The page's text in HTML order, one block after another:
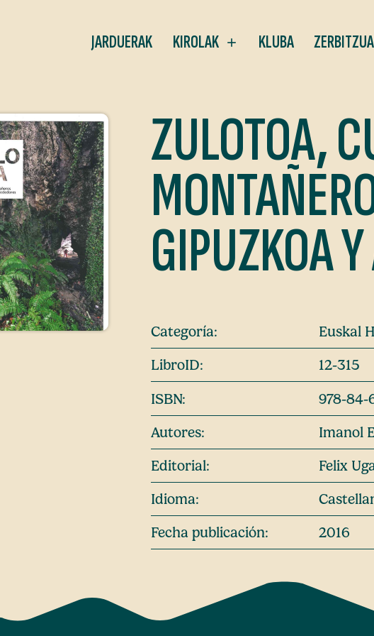
JARDUERAK KIROLAK KLUBA
ZULOTOA,
GIPUZKOA
Categoría:
Euskal
LibroID:
12-315
ISBN:
978-84-
Autores:
Imanol
Editorial:
Felix
Idioma:
Fecha publicación:
2016